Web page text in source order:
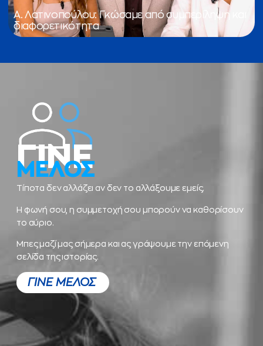
Α. Λατινοπούλου: Γκώσαμε από συμπερίληψη και
διαφορετικότητα
ΓΙΝΕ
ΜΕΛΟΣ
Τίποτα δεν αλλάζει αν δεν το αλλάξουμε εμείς.
Η φωνή σου, η συμμετοχή σου μπορούν να καθορίσουν
το αύριο.
Μπες μαζί μας σήμερα και ας γράψουμε την επόμενη
σελίδα της ιστορίας.
ΓΙΝΕ ΜΕΛΟΣ